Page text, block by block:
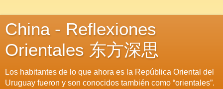
China - Reflexiones
Orientales 东方深思
Los habitantes de lo que ahora es la República Oriental del
Uruguay fueron y son conocidos también como “orientales”.